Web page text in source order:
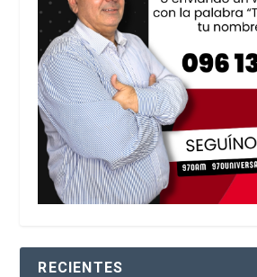
RECIENTES